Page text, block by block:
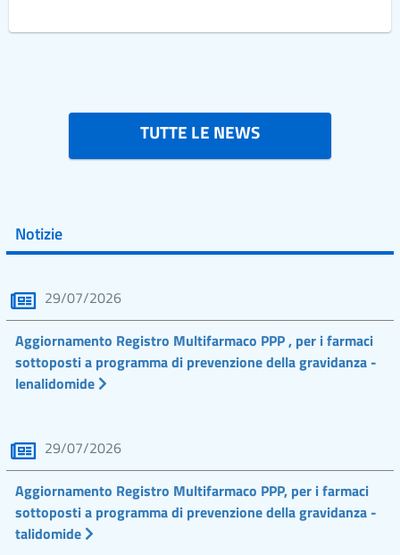
TUTTE LE NEWS
Notizie
29/07/2026
Aggiornamento Registro Multifarmaco PPP , per i farmaci
sottoposti a programma di prevenzione della gravidanza -
lenalidomide
29/07/2026
Aggiornamento Registro Multifarmaco PPP, per i farmaci
sottoposti a programma di prevenzione della gravidanza -
talidomide